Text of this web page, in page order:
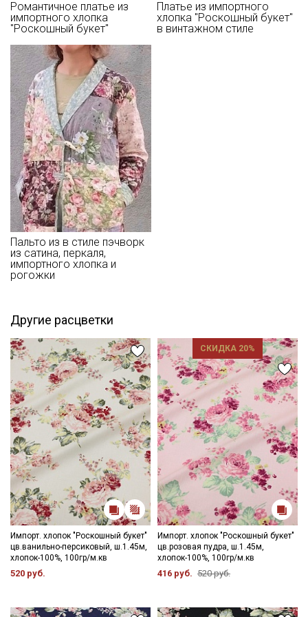
зависимости от партии.
Романтичное платье из
импортного хлопка
"Роскошный букет"
Платье из импортного
хлопка "Роскошный букет"
в винтажном стиле
Пальто из в стиле пэчворк
из сатина, перкаля,
импортного хлопка и
рогожки
Другие расцветки
Импорт. хлопок "Роскошный букет"
цв.ванильно-персиковый, ш.1.45м,
хлопок-100%, 100гр/м.кв
520 руб.
СКИДКА 20%
Импорт. хлопок "Роскошный букет"
цв.розовая пудра, ш.1.45м,
хлопок-100%, 100гр/м.кв
416 руб. 520 руб.